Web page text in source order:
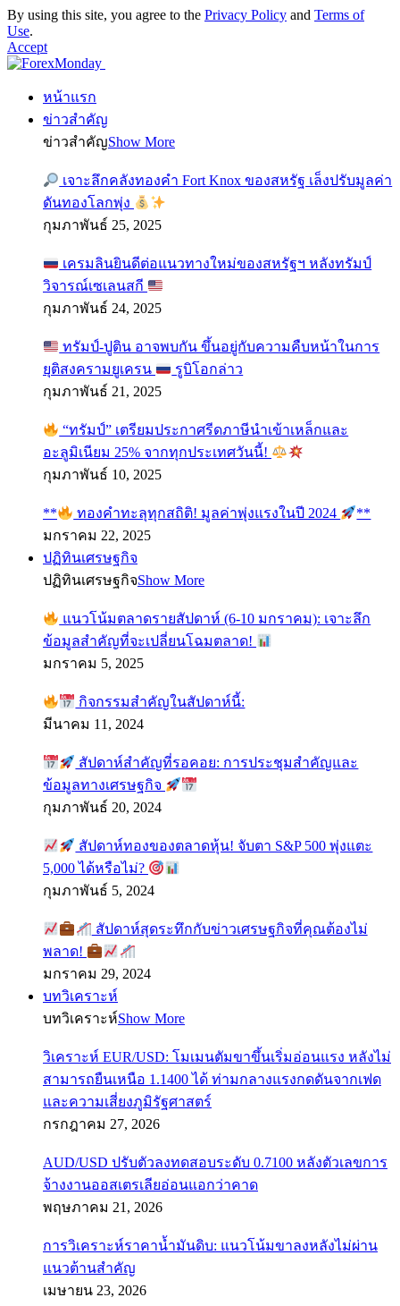
By using this site, you agree to the Privacy Policy and Terms of
Use.
Accept
หน้าแรก
ข่าวสำคัญ
ข่าวสำคัญShow More
เจาะลึกคลังทองคำ Fort Knox ของสหรัฐ เล็งปรับมูลค่า
ดันทองโลกพุ่ง
กุมภาพันธ์ 25, 2025
เครมลินยินดีต่อแนวทางใหม่ของสหรัฐฯ หลังทรัมป์
วิจารณ์เซเลนสกี
กุมภาพันธ์ 24, 2025
ทรัมป์-ปูติน อาจพบกัน ขึ้นอยู่กับความคืบหน้าในการ
ยุติสงครามยูเครน
รูบิโอกล่าว
กุมภาพันธ์ 21, 2025
“ทรัมป์” เตรียมประกาศรีดภาษีนำเข้าเหล็กและ
อะลูมิเนียม 25% จากทุกประเทศวันนี้!
กุมภาพันธ์ 10, 2025
** ทองคำทะลุทุกสถิติ! มูลค่าพุ่งแรงในปี 2024
**
มกราคม 22, 2025
ปฏิทินเศรษฐกิจ
ปฏิทินเศรษฐกิจShow More
แนวโน้มตลาดรายสัปดาห์ (6-10 มกราคม): เจาะลึก
ข้อมูลสำคัญที่จะเปลี่ยนโฉมตลาด!
มกราคม 5, 2025
กิจกรรมสำคัญในสัปดาห์นี้:
มีนาคม 11, 2024
สัปดาห์สำคัญที่รอคอย: การประชุมสำคัญและ
ข้อมูลทางเศรษฐกิจ
กุมภาพันธ์ 20, 2024
สัปดาห์ทองของตลาดหุ้น! จับตา S&P 500 พุ่งแตะ
5,000 ได้หรือไม่?
กุมภาพันธ์ 5, 2024
สัปดาห์สุดระทึกกับข่าวเศรษฐกิจที่คุณต้องไม่
พลาด!
มกราคม 29, 2024
บทวิเคราะห์
บทวิเคราะห์Show More
วิเคราะห์ EUR/USD: โมเมนตัมขาขึ้นเริ่มอ่อนแรง หลังไม่
สามารถยืนเหนือ 1.1400 ได้ ท่ามกลางแรงกดดันจากเฟด
และความเสี่ยงภูมิรัฐศาสตร์
กรกฎาคม 27, 2026
AUD/USD ปรับตัวลงทดสอบระดับ 0.7100 หลังตัวเลขการ
จ้างงานออสเตรเลียอ่อนแอกว่าคาด
พฤษภาคม 21, 2026
การวิเคราะห์ราคาน้ำมันดิบ: แนวโน้มขาลงหลังไม่ผ่าน
แนวต้านสำคัญ
เมษายน 23, 2026